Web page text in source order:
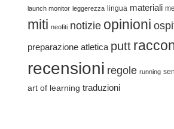
launch monitor leggerezza lingua materiali
miti neofiti notizie opinioni
preparazione atletica putt
recensioni regole running
art of learning traduzioni